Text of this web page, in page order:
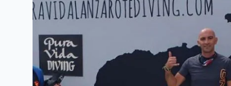
Eserciteremo la respirazione con un
regolatore di bombola e come
goderti le immersioni in sicurezza. Una
volta completata la tua Lezione Teorica
ti porteremo a vedere gli spettacolari
fondali marini di Lanzarote: 2 immersioni
a Playa Flamingo 1 Immersioni nel